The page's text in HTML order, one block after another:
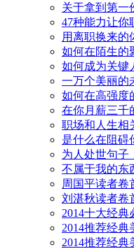
关于拿到第一
47种能力让你
用离职换来的
如何在陌生的
如何成为关键
一万个美丽的
如何在高强度
在你月薪三千
职场和人生相
是什么在阻碍
为人处世句子
不属于我的东
周国平读者卷
刘湛秋读者卷
2014十大经
2014推荐经典
2014推荐经典